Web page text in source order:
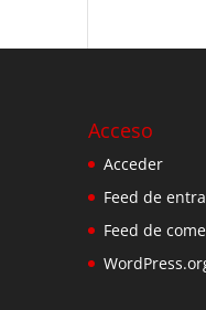
Acceso
Acceder
Feed de
Feed de